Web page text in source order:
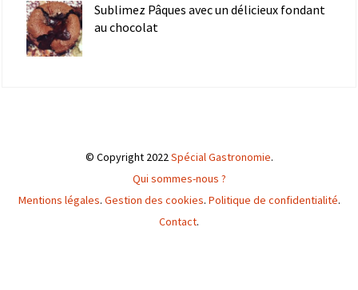
Sublimez Pâques avec un délicieux fondant
au chocolat
© Copyright 2022 Spécial Gastronomie.
Qui sommes-nous ?
Mentions légales. Gestion des cookies. Politique de confidentialité.
Contact.